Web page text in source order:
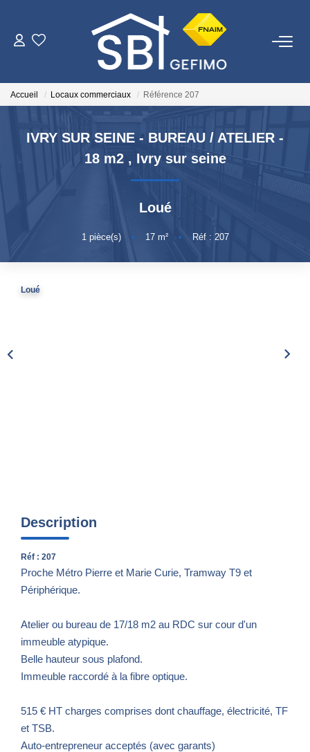
ACHETER
LOUER
ESTIMER
NOTRE AGENCE
Accueil Locaux commerciaux Référence 207
IVRY SUR SEINE - BUREAU / ATELIER -
18 m2 , Ivry sur seine
Loué
1 pièce(s) • 17m² • Réf : 207
Loué
Description
Réf : 207
Proche Métro Pierre et Marie Curie, Tramway T9 et
Périphérique.
Atelier ou bureau de 17/18 m2 au RDC sur cour d'un
immeuble atypique.
Belle hauteur sous plafond.
Immeuble raccordé à la fibre optique.
515 € HT charges comprises dont chauffage, électricité, TF
et TSB.
Auto-entrepreneur acceptés (avec garants)